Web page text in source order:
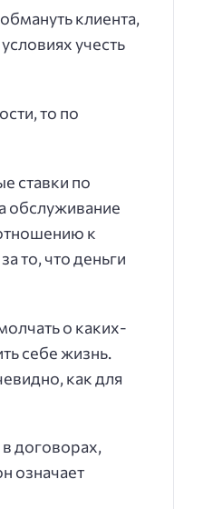
клиента,
учесть
то по
ставки по
обслуживание
к
то, что деньги
о каких-
себе жизнь.
как для
договорах,
означает